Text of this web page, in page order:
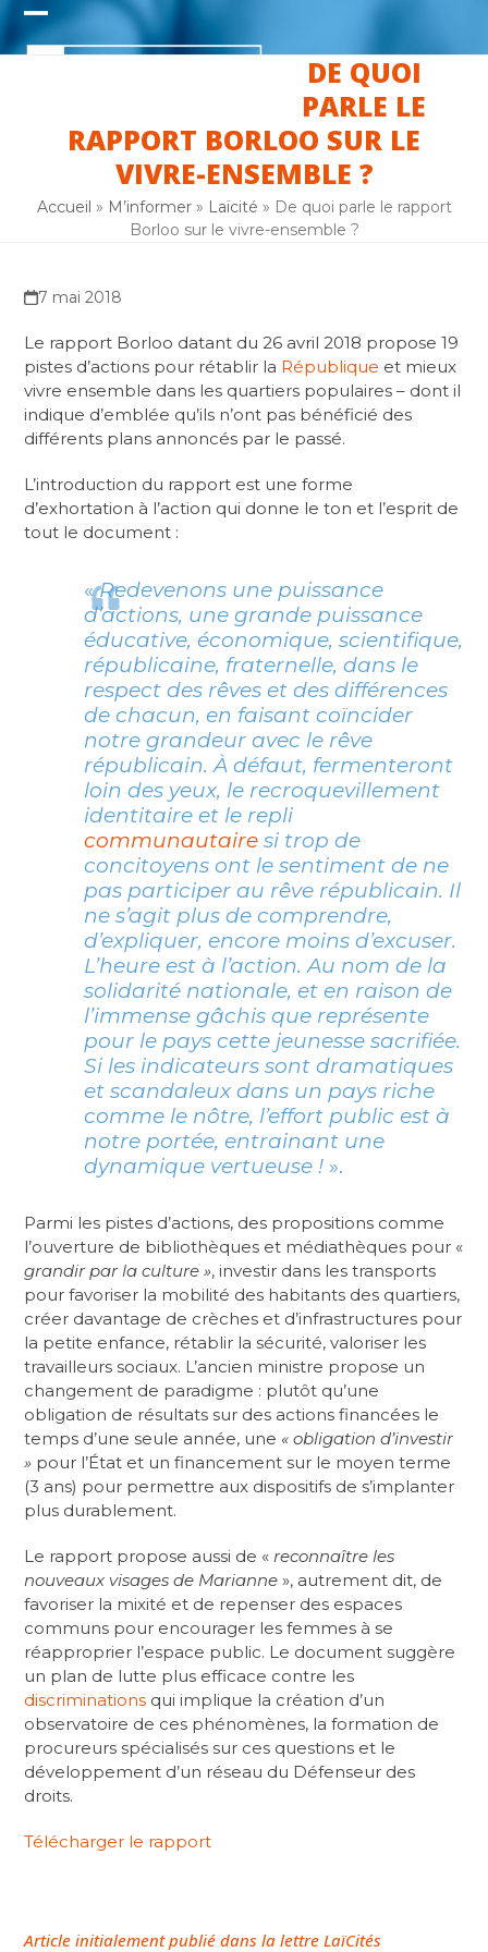
Skip
content
Open
Close
DE QUOI
PARLE LE
RAPPORT BORLOO SUR LE
VIVRE-ENSEMBLE ?
Accueil » M’informer» Laïcité » De quoi parle le rapport
Borloo sur le vivre-ensemble ?
7 mai 2018
Le rapport Borloo datant du 26 avril 2018 propose 19
pistes d’actions pour rétablir la République et mieux
vivre ensemble dans les quartiers populaires – dont il
indique d’emblée qu’ils n’ont pas bénéficié des
différents plans annoncés par le passé.
L’introduction du rapport est une forme
d’exhortation à l’action qui donne le ton et l’esprit de
tout le document :
«Redevenons une puissance
d’actions, une grande puissance
éducative, économique, scientifique,
républicaine, fraternelle, dans le
respect des rêves et des différences
de chacun, en faisant coïncider
notre grandeur avec le rêve
républicain. À défaut, fermenteront
loin des yeux, le recroquevillement
identitaire et le repli
communautaire si trop de
concitoyens ont le sentiment de ne
pas participer au rêve républicain. Il
ne s’agit plus de comprendre,
d’expliquer, encore moins d’excuser.
L’heure est à l’action. Au nom de la
solidarité nationale, et en raison de
l’immense gâchis que représente
pour le pays cette jeunesse sacrifiée.
Si les indicateurs sont dramatiques
et scandaleux dans un pays riche
comme le nôtre, l’effort public est à
notre portée, entrainant une
dynamique vertueuse ! ».
Parmi les pistes d’actions, des propositions comme
l’ouverture de bibliothèques et médiathèques pour «
grandir par la culture », investir dans les transports
pour favoriser la mobilité des habitants des quartiers,
créer davantage de crèches et d’infrastructures pour
la petite enfance, rétablir la sécurité, valoriser les
travailleurs sociaux. L’ancien ministre propose un
changement de paradigme : plutôt qu’une
obligation de résultats sur des actions financées le
temps d’une seule année, une « obligation d’investir
» pour l’État et un financement sur le moyen terme
(3 ans) pour permettre aux dispositifs de s’implanter
plus durablement.
Le rapport propose aussi de «reconnaître les
nouveaux visages de Marianne », autrement dit, de
favoriser la mixité et de repenser des espaces
communs pour encourager les femmes à se
réapproprier l’espace public. Le document suggère
un plan de lutte plus efficace contre les
discriminations qui implique la création d’un
observatoire de ces phénomènes, la formation de
procureurs spécialisés sur ces questions et le
développement d’un réseau du Défenseur des
droits.
Télécharger le rapport
Article initialement publié dans la lettre LaïCités